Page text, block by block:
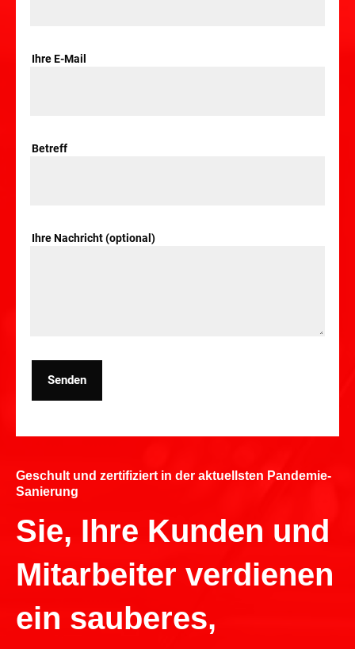
Ihre E-Mail
Betreff
Ihre Nachricht (optional)
Senden
Geschult und zertifiziert in der aktuellsten Pandemie-
Sanierung
Sie, Ihre Kunden und
Mitarbeiter verdienen
ein sauberes,